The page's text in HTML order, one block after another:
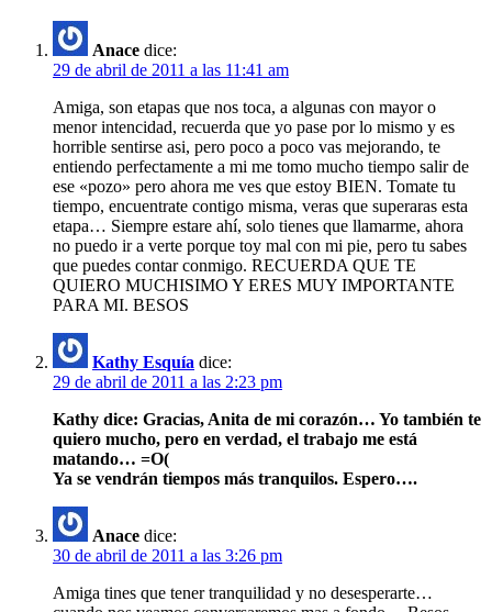
Anace dice:
29 de abril de 2011 a las 11:41 am
Amiga, son etapas que nos toca, a algunas con mayor o
menor intencidad, recuerda que yo pase por lo mismo y es
horrible sentirse asi, pero poco a poco vas mejorando, te
entiendo perfectamente a mi me tomo mucho tiempo salir de
ese «pozo» pero ahora me ves que estoy BIEN. Tomate tu
tiempo, encuentrate contigo misma, veras que superaras esta
etapa… Siempre estare ahí, solo tienes que llamarme, ahora
no puedo ir a verte porque toy mal con mi pie, pero tu sabes
que puedes contar conmigo. RECUERDA QUE TE
QUIERO MUCHISIMO Y ERES MUY IMPORTANTE
PARA MI. BESOS
Kathy Esquía dice:
29 de abril de 2011 a las 2:23 pm
Kathy dice: Gracias, Anita de mi corazón… Yo también te
quiero mucho, pero en verdad, el trabajo me está
matando… =O(
Ya se vendrán tiempos más tranquilos. Espero….
Anace dice:
30 de abril de 2011 a las 3:26 pm
Amiga tines que tener tranquilidad y no desesperarte…